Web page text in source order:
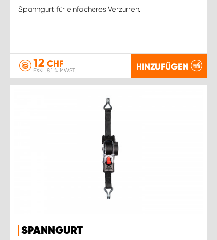
Spanngurt für einfacheres Verzurren.
12 CHF
EXKL. 8.1 % MWST. HINZUFÜGEN
SPANNGURT